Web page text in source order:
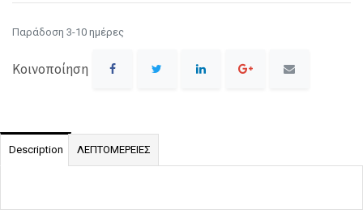
Παράδοση 3-10 ημέρες
Κοινοποίηση
Description ΛΕΠΤΟΜΕΡΕΙΕΣ